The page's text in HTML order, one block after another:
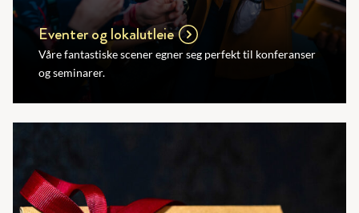
Eventer og lokalutleie
Våre fantastiske scener egner seg perfekt til konferanser
og seminarer.